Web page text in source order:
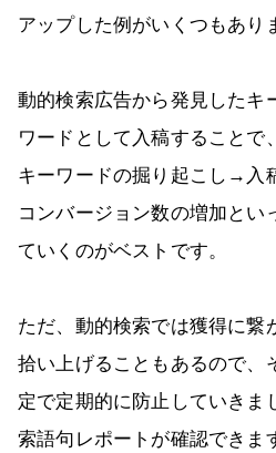
アップした例がいくつもあり
動的検索広告から発見したキ
ワードとして入稿することで
キーワードの掘り起こし→入
コンバージョン数の増加とい
ていくのがベストです。
ただ、動的検索では獲得に繋
拾い上げることもあるので、
定で定期的に防止していきま
索語句レポートが確認できま